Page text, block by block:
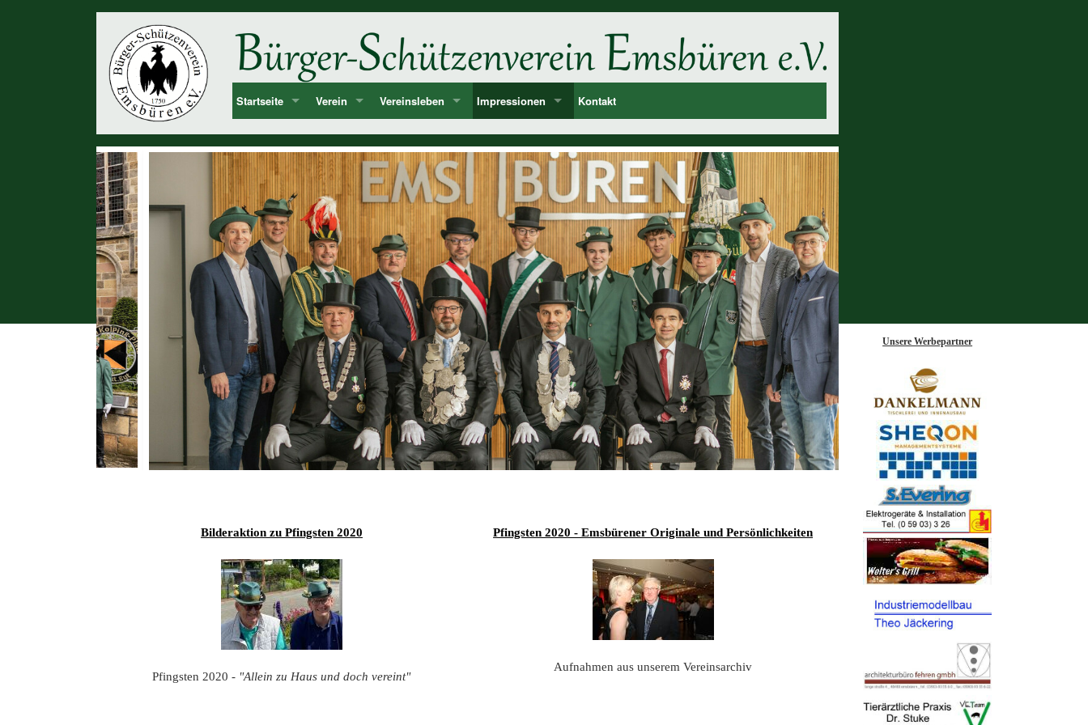
Startseite
Bekanntmachung & Termine
über uns
Dorf Emsbüren
Verein
Vorstand
Mitglieder
Junggesellen
Chronologie der Könige und Ämter
Vereinshistorie ab 1750
Vereinsleben
Unsere Feste und Veranstaltungen
Musik - Lieder - passende Worte PANIK-Orchester
Impressionen
2026
2025
2024
2023
2022
2021
2020
2019
2018
2017
2015
Kontakt
Bilderaktion zu Pfingsten 2020
Pfingsten 2020 - "Allein zu Haus und doch vereint"
Pfingsten 2020 - Emsbürener Originale und Persönlichkeiten
Aufnahmen aus unserem Vereinsarchiv
Unsere Werbepartner